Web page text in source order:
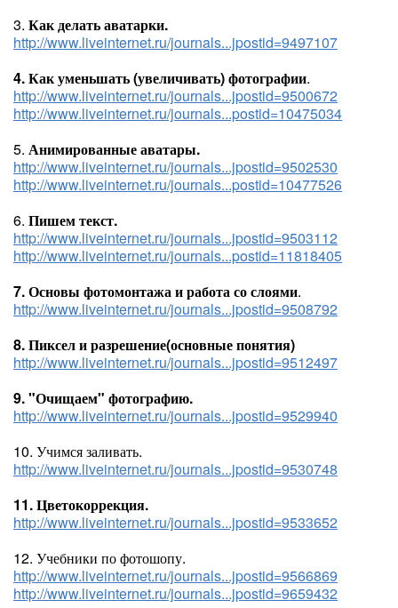
3. Как делать аватарки.
http://www.liveinternet.ru/journals...jpostid=9497107
4. Как уменьшать (увеличивать) фотографии.
http://www.liveinternet.ru/journals...jpostid=9500672
http://www.liveinternet.ru/journals...postid=10475034
5. Анимированные аватары.
http://www.liveinternet.ru/journals...jpostid=9502530
http://www.liveinternet.ru/journals...postid=10477526
6. Пишем текст.
http://www.liveinternet.ru/journals...jpostid=9503112
http://www.liveinternet.ru/journals...postid=11818405
7. Основы фотомонтажа и работа со слоями.
http://www.liveinternet.ru/journals...jpostid=9508792
8. Пиксел и разрешение(основные понятия)
http://www.liveinternet.ru/journals...jpostid=9512497
9. "Очищаем" фотографию.
http://www.liveinternet.ru/journals...jpostid=9529940
10. Учимся заливать.
http://www.liveinternet.ru/journals...jpostid=9530748
11. Цветокоррекция.
http://www.liveinternet.ru/journals...jpostid=9533652
12. Учебники по фотошопу.
http://www.liveinternet.ru/journals...jpostid=9566869
http://www.liveinternet.ru/journals...jpostid=9659432